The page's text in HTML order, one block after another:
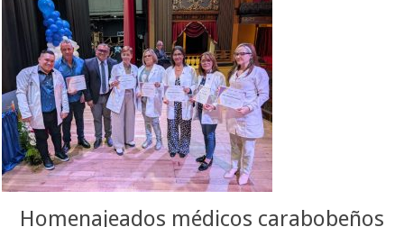
Homenajeados médicos carabobeños